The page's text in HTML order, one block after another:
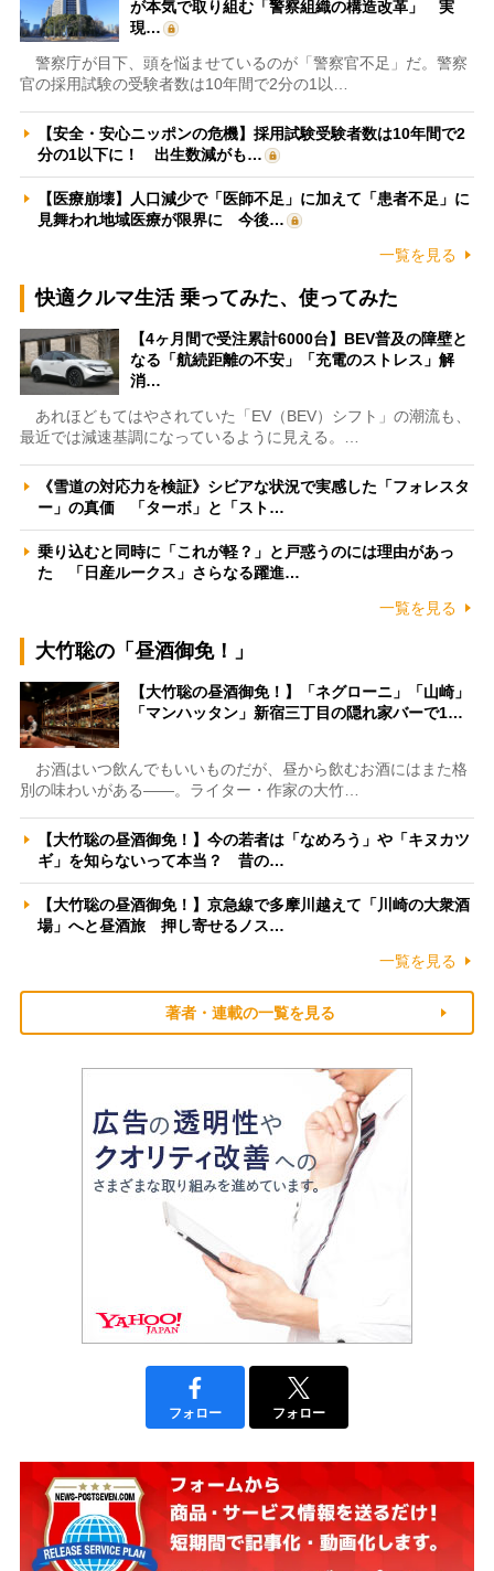
が本気で取り組む「警察組織の構造改革」 実
現…
警察庁が目下、頭を悩ませているのが「警察官不足」だ。警察
官の採用試験の受験者数は10年間で2分の1以…
【安全・安心ニッポンの危機】採用試験受験者数は10年間で2
分の1以下に！ 出生数減がも…
【医療崩壊】人口減少で「医師不足」に加えて「患者不足」に
見舞われ地域医療が限界に 今後…
一覧を見る
快適クルマ生活 乗ってみた、使ってみた
【4ヶ月間で受注累計6000台】BEV普及の障壁と
なる「航続距離の不安」「充電のストレス」解
消…
あれほどもてはやされていた「EV（BEV）シフト」の潮流も、
最近では減速基調になっているように見える。…
《雪道の対応力を検証》シビアな状況で実感した「フォレスタ
ー」の真価 「ターボ」と「スト…
乗り込むと同時に「これが軽？」と戸惑うのには理由があっ
た 「日産ルークス」さらなる躍進…
一覧を見る
大竹聡の「昼酒御免！」
【大竹聡の昼酒御免！】「ネグローニ」「山崎」
「マンハッタン」新宿三丁目の隠れ家バーで1…
お酒はいつ飲んでもいいものだが、昼から飲むお酒にはまた格
別の味わいがある――。ライター・作家の大竹…
【大竹聡の昼酒御免！】今の若者は「なめろう」や「キヌカツ
ギ」を知らないって本当？ 昔の…
【大竹聡の昼酒御免！】京急線で多摩川越えて「川崎の大衆酒
場」へと昼酒旅 押し寄せるノス…
一覧を見る
著者・連載の一覧を見る
フォロー フォロー